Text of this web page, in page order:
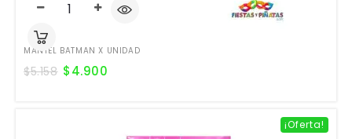
MANTEL BATMAN X UNIDAD
$5.158 $4.900
¡Oferta!